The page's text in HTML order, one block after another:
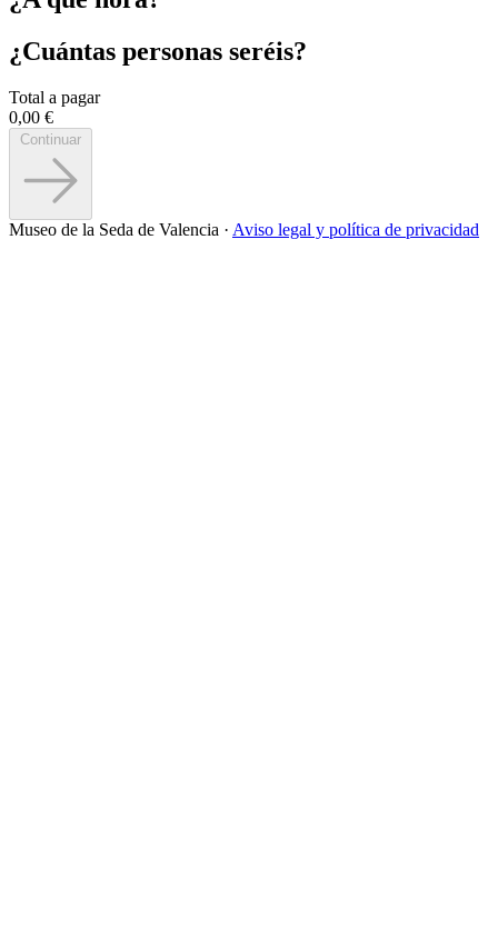
¿Cuántas personas seréis?
Total a pagar
0,00 €
Continuar
Museo de la Seda de Valencia · Aviso legal y política de privacidad